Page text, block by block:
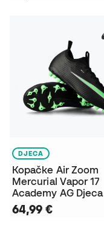
DJECA
Kopačke Air Zoom
Mercurial Vapor 17
Academy AG Djeca
64,99 €